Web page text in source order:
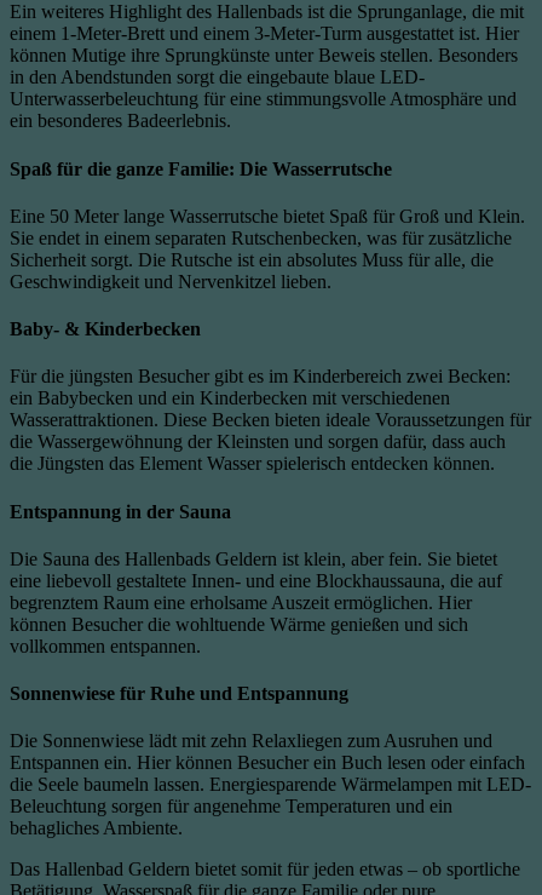
Ein weiteres Highlight des Hallenbads ist die Sprunganlage, die mit
einem 1-Meter-Brett und einem 3-Meter-Turm ausgestattet ist. Hier
können Mutige ihre Sprungkünste unter Beweis stellen. Besonders
in den Abendstunden sorgt die eingebaute blaue LED-
Unterwasserbeleuchtung für eine stimmungsvolle Atmosphäre und
ein besonderes Badeerlebnis.
Spaß für die ganze Familie: Die Wasserrutsche
Eine 50 Meter lange Wasserrutsche bietet Spaß für Groß und Klein.
Sie endet in einem separaten Rutschenbecken, was für zusätzliche
Sicherheit sorgt. Die Rutsche ist ein absolutes Muss für alle, die
Geschwindigkeit und Nervenkitzel lieben.
Baby- & Kinderbecken
Für die jüngsten Besucher gibt es im Kinderbereich zwei Becken:
ein Babybecken und ein Kinderbecken mit verschiedenen
Wasserattraktionen. Diese Becken bieten ideale Voraussetzungen für
die Wassergewöhnung der Kleinsten und sorgen dafür, dass auch
die Jüngsten das Element Wasser spielerisch entdecken können.
Entspannung in der Sauna
Die Sauna des Hallenbads Geldern ist klein, aber fein. Sie bietet
eine liebevoll gestaltete Innen- und eine Blockhaussauna, die auf
begrenztem Raum eine erholsame Auszeit ermöglichen. Hier
können Besucher die wohltuende Wärme genießen und sich
vollkommen entspannen.
Sonnenwiese für Ruhe und Entspannung
Die Sonnenwiese lädt mit zehn Relaxliegen zum Ausruhen und
Entspannen ein. Hier können Besucher ein Buch lesen oder einfach
die Seele baumeln lassen. Energiesparende Wärmelampen mit LED-
Beleuchtung sorgen für angenehme Temperaturen und ein
behagliches Ambiente.
Das Hallenbad Geldern bietet somit für jeden etwas – ob sportliche